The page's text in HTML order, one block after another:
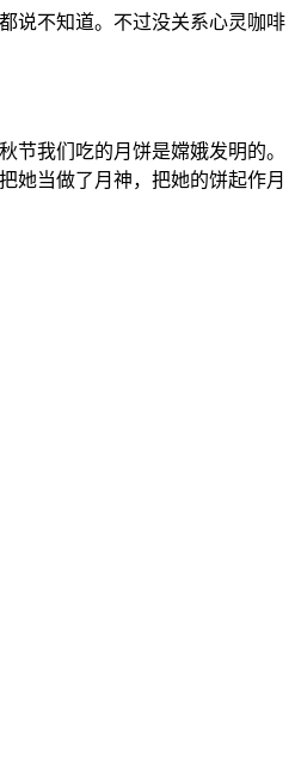
说不知道。不过没关系心灵咖啡
我们吃的月饼是嫦娥发明的。
她当做了月神，把她的饼起作月